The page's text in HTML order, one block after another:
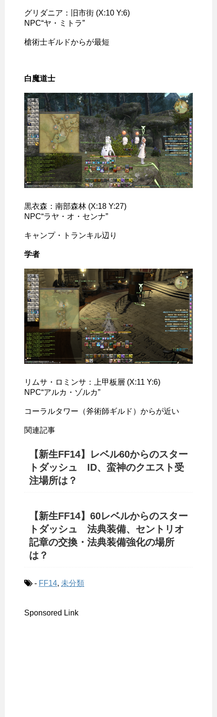
グリダニア：旧市街 (X:10 Y:6)
NPC“ヤ・ミトラ”
槍術士ギルドからが最短
白魔道士
黒衣森：南部森林 (X:18 Y:27)
NPC“ラヤ・オ・センナ”
キャンプ・トランキル辺り
学者
リムサ・ロミンサ：上甲板層 (X:11 Y:6)
NPC“アルカ・ゾルカ”
コーラルタワー（斧術師ギルド）からが近い
関連記事
【新生FF14】レベル60からのスター
トダッシュ ID、蛮神のクエスト受
注場所は？
【新生FF14】60レベルからのスター
トダッシュ 法典装備、セントリオ
記章の交換・法典装備強化の場所
は？
- FF14, 未分類
Sponsored Link